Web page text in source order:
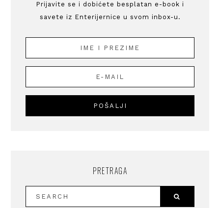
Prijavite se i dobićete besplatan e-book i
savete iz Enterijernice u svom inbox-u.
PRETRAGA